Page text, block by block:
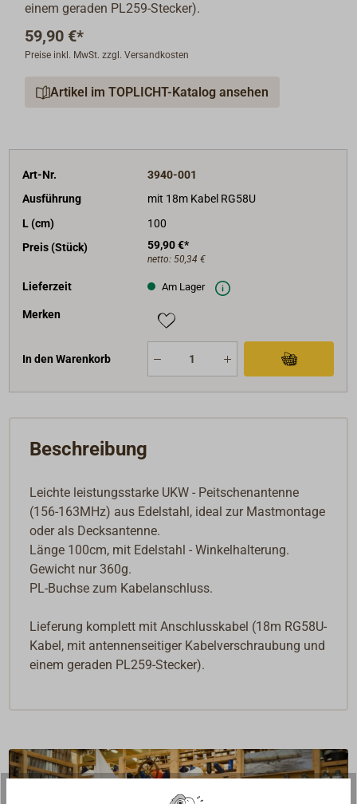
einem geraden PL259-Stecker).
59,90 €*
Preise inkl. MwSt. zzgl. Versandkosten
Artikel im TOPLICHT-Katalog ansehen
Art-Nr.
3940-001
Ausführung
mit 18m Kabel RG58U
L (cm)
100
Preis (Stück)
59,90 €*
netto: 50,34 €
Lieferzeit Am Lager
Merken
In den Warenkorb
Beschreibung
Leichte leistungsstarke UKW - Peitschenantenne
(156-163MHz) aus Edelstahl, ideal zur Mastmontage
oder als Decksantenne.
Länge 100cm, mit Edelstahl - Winkelhalterung.
Gewicht nur 360g.
PL-Buchse zum Kabelanschluss.
Lieferung komplett mit Anschlusskabel (18m RG58U-
Kabel, mit antennenseitiger Kabelverschraubung und
einem geraden PL259-Stecker).